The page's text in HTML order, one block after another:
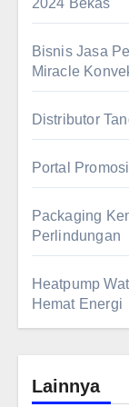
2024 Bekas
Bisnis Jasa
Miracle
Distributor
Portal
Packaging
Perlindungan
Heatpump
Hemat Energi
Lainnya